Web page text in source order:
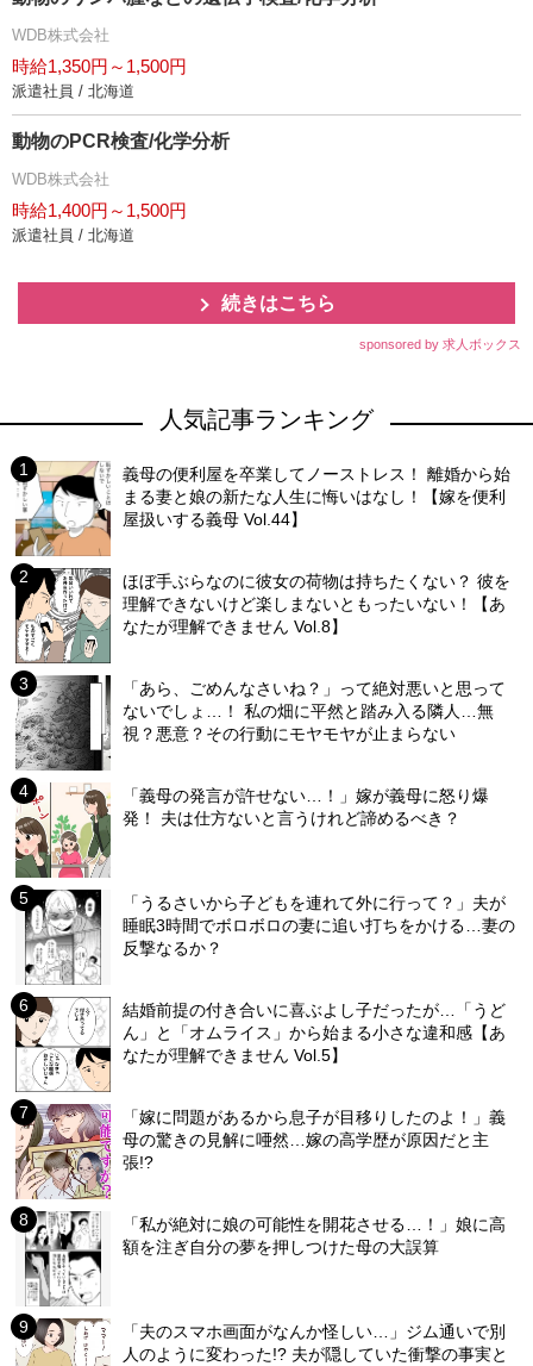
WDB株式会社
時給1,350円～1,500円
派遣社員 / 北海道
動物のPCR検査/化学分析
WDB株式会社
時給1,400円～1,500円
派遣社員 / 北海道
続きはこちら
sponsored by 求人ボックス
人気記事ランキング
義母の便利屋を卒業してノーストレス！ 離婚から始
まる妻と娘の新たな人生に悔いはなし！【嫁を便利
屋扱いする義母 Vol.44】
ほぼ手ぶらなのに彼女の荷物は持ちたくない？ 彼を
理解できないけど楽しまないともったいない！【あ
なたが理解できません Vol.8】
「あら、ごめんなさいね？」って絶対悪いと思って
ないでしょ…！ 私の畑に平然と踏み入る隣人…無
視？悪意？その行動にモヤモヤが止まらない
「義母の発言が許せない…！」嫁が義母に怒り爆
発！ 夫は仕方ないと言うけれど諦めるべき？
「うるさいから子どもを連れて外に行って？」夫が
睡眠3時間でボロボロの妻に追い打ちをかける…妻の
反撃なるか？
結婚前提の付き合いに喜ぶよし子だったが…「うど
ん」と「オムライス」から始まる小さな違和感【あ
なたが理解できません Vol.5】
「嫁に問題があるから息子が目移りしたのよ！」義
母の驚きの見解に唖然…嫁の高学歴が原因だと主
張!?
「私が絶対に娘の可能性を開花させる…！」娘に高
額を注ぎ自分の夢を押しつけた母の大誤算
「夫のスマホ画面がなんか怪しい…」ジム通いで別
人のように変わった!? 夫が隠していた衝撃の事実と